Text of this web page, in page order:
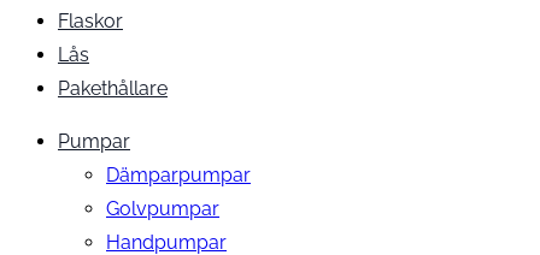
Flaskor
Lås
Pakethållare
Pumpar
Dämparpumpar
Golvpumpar
Handpumpar